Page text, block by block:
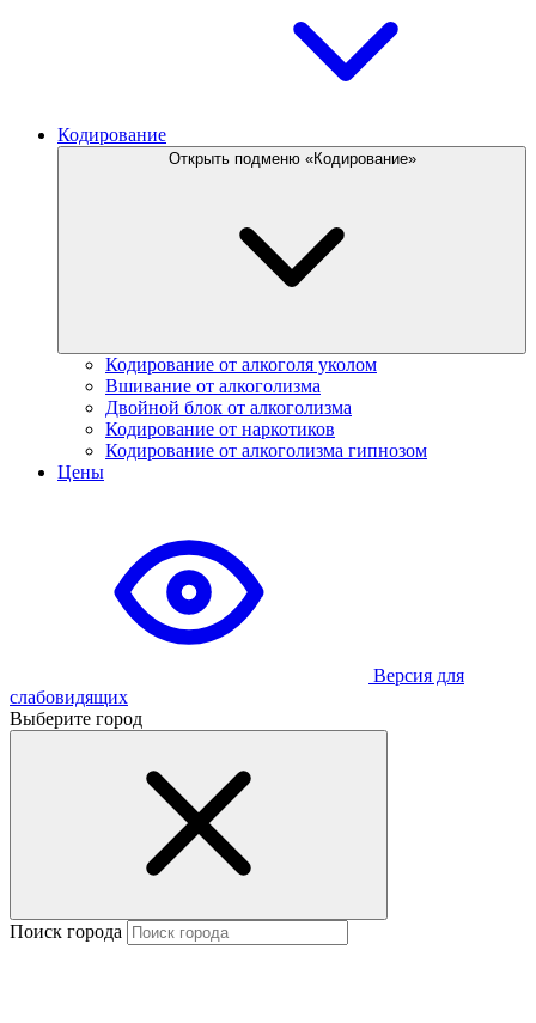
Кодирование
Открыть подменю «Кодирование»
Кодирование от алкоголя уколом
Вшивание от алкоголизма
Двойной блок от алкоголизма
Кодирование от наркотиков
Кодирование от алкоголизма гипнозом
Цены
Версия для
слабовидящих
Выберите город
Поиск города